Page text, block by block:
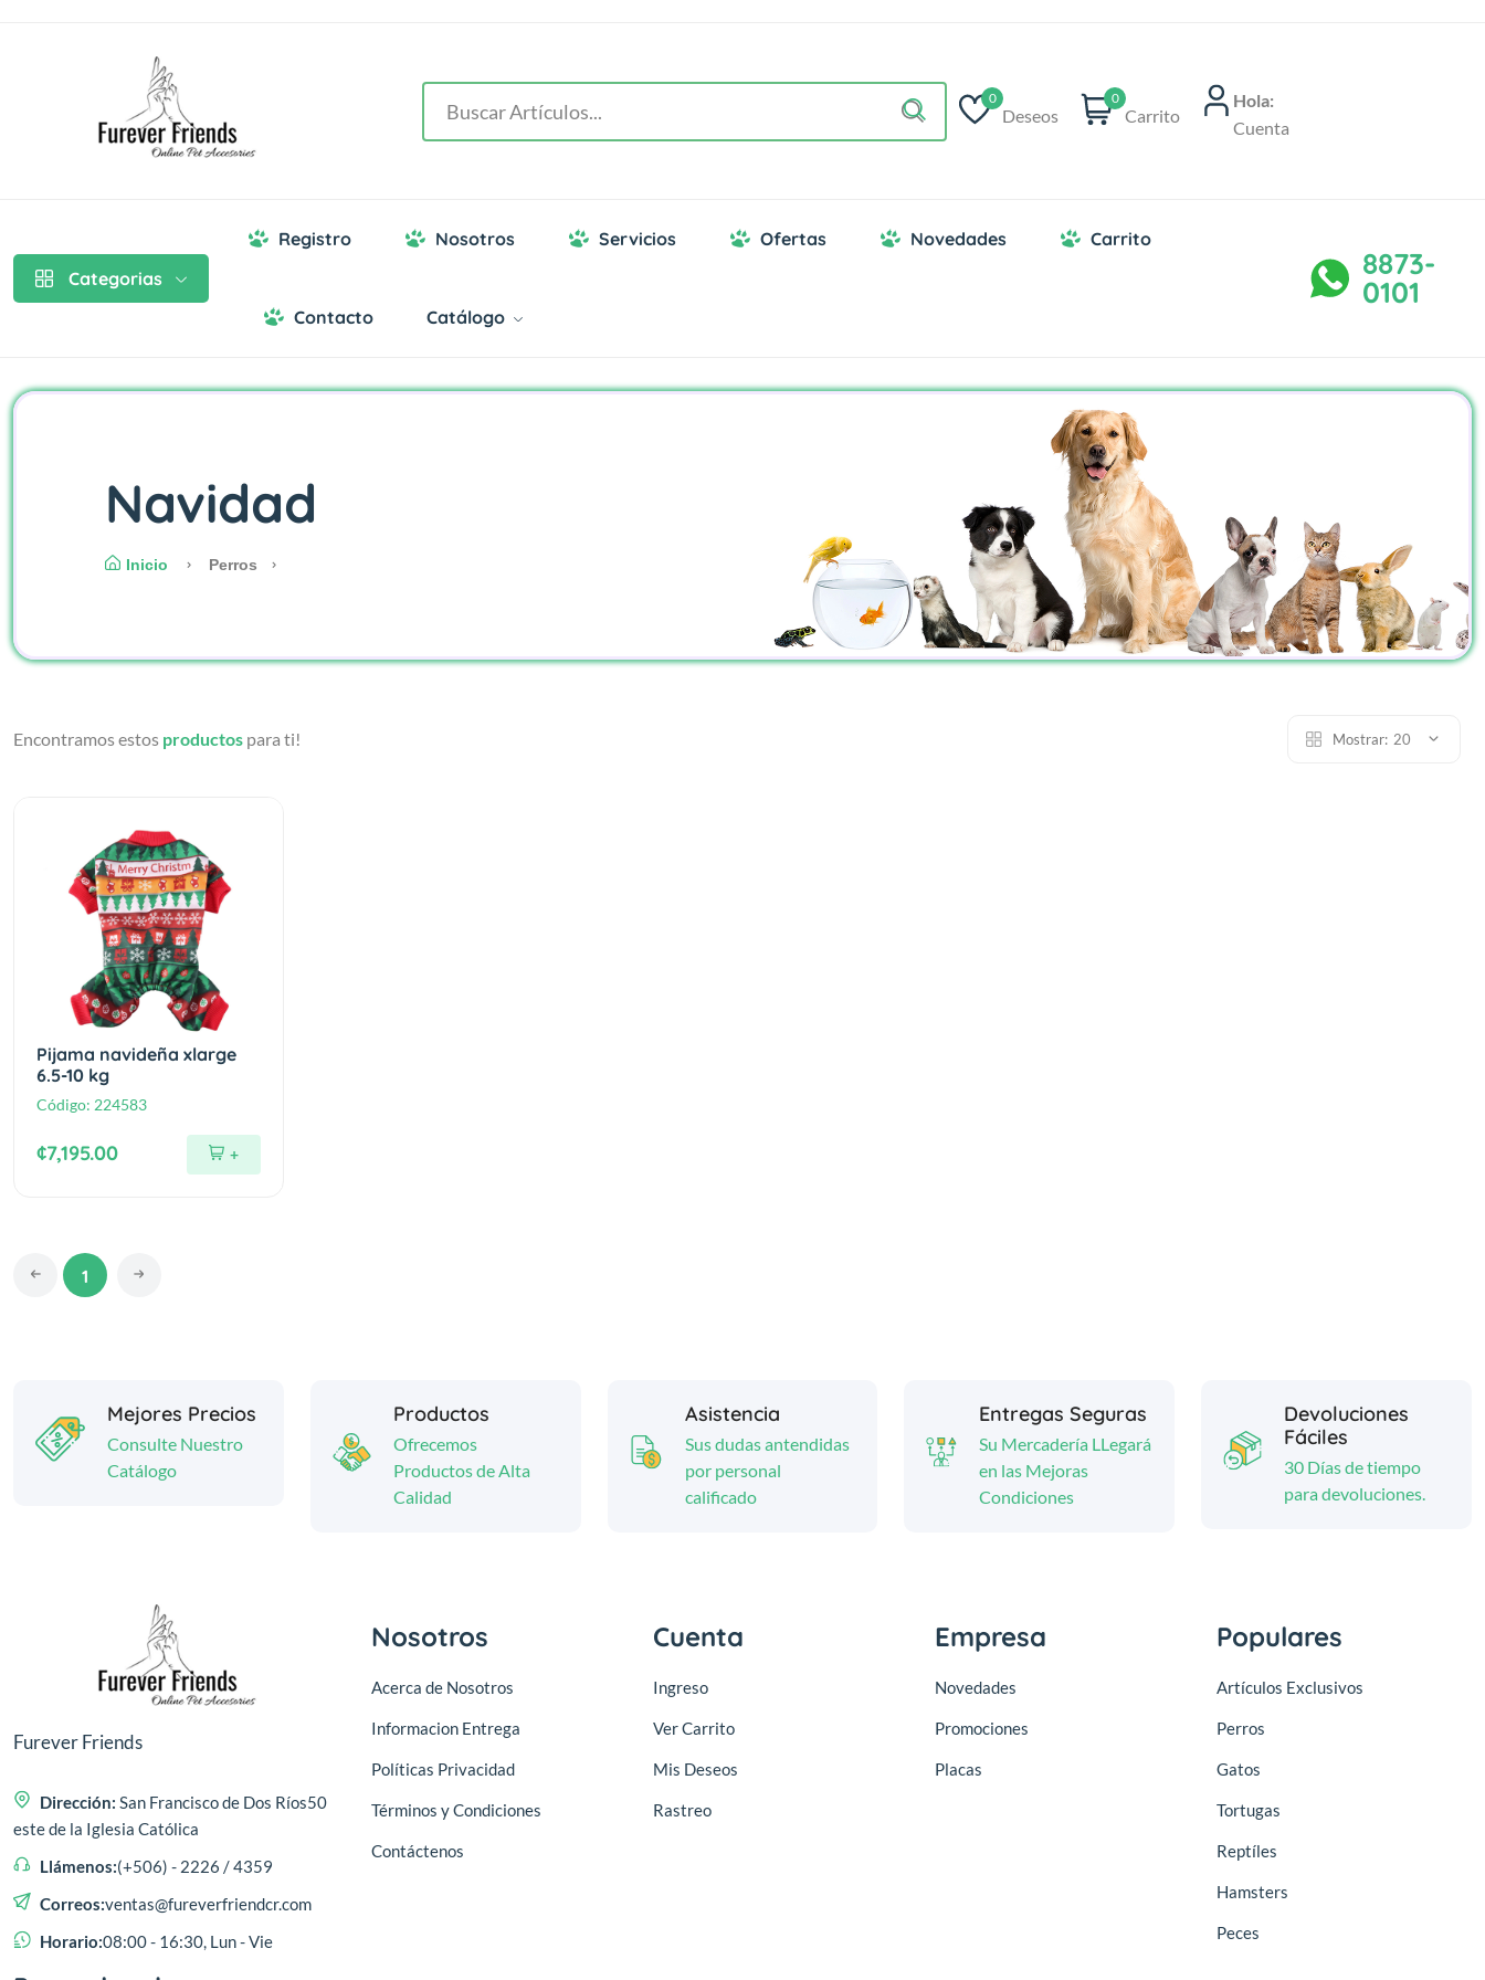
0
Deseos
0
Carrito
Hola:
Cuenta
Categorias
Registro Nosotros Servicios Ofertas Novedades Carrito
Contacto Catálogo
8873-
0101
Navidad
Inicio Perros
Encontramos estos productos para ti! Mostrar: 20
Pijama navideña xlarge
6.5-10 kg
Código: 224583
¢7,195.00 +
1
Mejores Precios
Consulte Nuestro
Catálogo
Productos
Ofrecemos
Productos de Alta
Calidad
Asistencia
Sus dudas antendidas
por personal
calificado
Entregas Seguras
Su Mercadería LLegará
en las Mejoras
Condiciones
Devoluciones
Fáciles
30 Días de tiempo
para devoluciones.
Furever Friends
Dirección: San Francisco de Dos Ríos50
este de la Iglesia Católica
Llámenos:(+506) - 2226 / 4359
Correos:ventas@fureverfriendcr.com
Horario:08:00 - 16:30, Lun - Vie
Nosotros
Acerca de Nosotros
Informacion Entrega
Políticas Privacidad
Términos y Condiciones
Contáctenos
Cuenta
Ingreso
Ver Carrito
Mis Deseos
Rastreo
Empresa
Novedades
Promociones
Placas
Populares
Artículos Exclusivos
Perros
Gatos
Tortugas
Reptíles
Hamsters
Peces